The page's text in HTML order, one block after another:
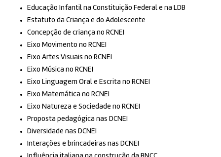
Educação Infantil na Constituição Federal e na LDB
Estatuto da Criança e do Adolescente
Concepção de criança no RCNEI
Eixo Movimento no RCNEI
Eixo Artes Visuais no RCNEI
Eixo Música no RCNEI
Eixo Linguagem Oral e Escrita no RCNEI
Eixo Matemática no RCNEI
Eixo Natureza e Sociedade no RCNEI
Proposta pedagógica nas DCNEI
Diversidade nas DCNEI
Interações e brincadeiras nas DCNEI